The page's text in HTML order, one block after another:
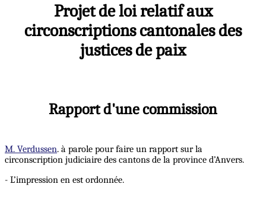
Projet de loi relatif aux
circonscriptions cantonales des
justices de paix
Rapport d'une commission
M. Verdussen. à parole pour faire un rapport sur la
circonscription judiciaire des cantons de la province d’Anvers.
- L’impression en est ordonnée.